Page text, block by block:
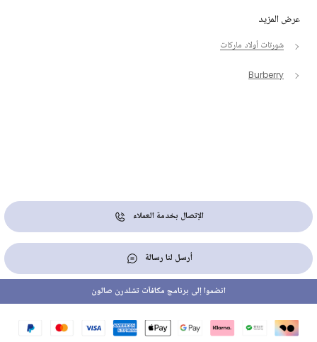
عرض المزيد
شورتات أولاد ماركات
Burberry
الإتصال بخدمة العملاء
أرسل لنا رسالة
انضموا إلى برنامج مكافآت تشلدرن صالون